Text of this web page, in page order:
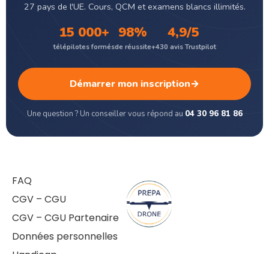
27 pays de l'UE. Cours, QCM et examens blancs illimités.
15 000+
télépilotes formés
98%
de réussite
4,9/5
+430 avis Trustpilot
Démarrer mon inscription→
Une question ? Un conseiller vous répond au 04 30 96 81 86
FAQ
CGV – CGU
CGV – CGU Partenaire
Données personnelles